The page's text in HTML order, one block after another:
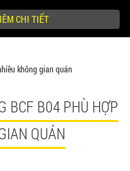
CHI TIẾT
không gian quán
BCF B04 PHÙ HỢP
QUÁN